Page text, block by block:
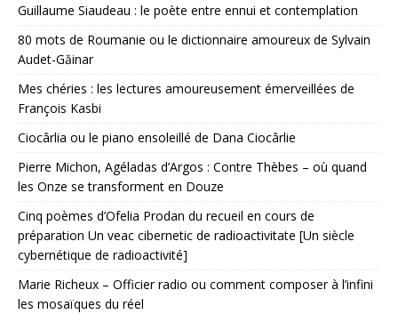
Guillaume Siaudeau : le poète entre ennui et contemplation
80 mots de Roumanie ou le dictionnaire amoureux de Sylvain
Audet-Găinar
Mes chéries : les lectures amoureusement émerveillées de
François Kasbi
Ciocârlia ou le piano ensoleillé de Dana Ciocârlie
Pierre Michon, Agéladas d’Argos : Contre Thèbes – où quand
les Onze se transforment en Douze
Cinq poèmes d’Ofelia Prodan du recueil en cours de
préparation Un veac cibernetic de radioactivitate [Un siècle
cybernétique de radioactivité]
Marie Richeux – Officier radio ou comment composer à l’infini
les mosaïques du réel